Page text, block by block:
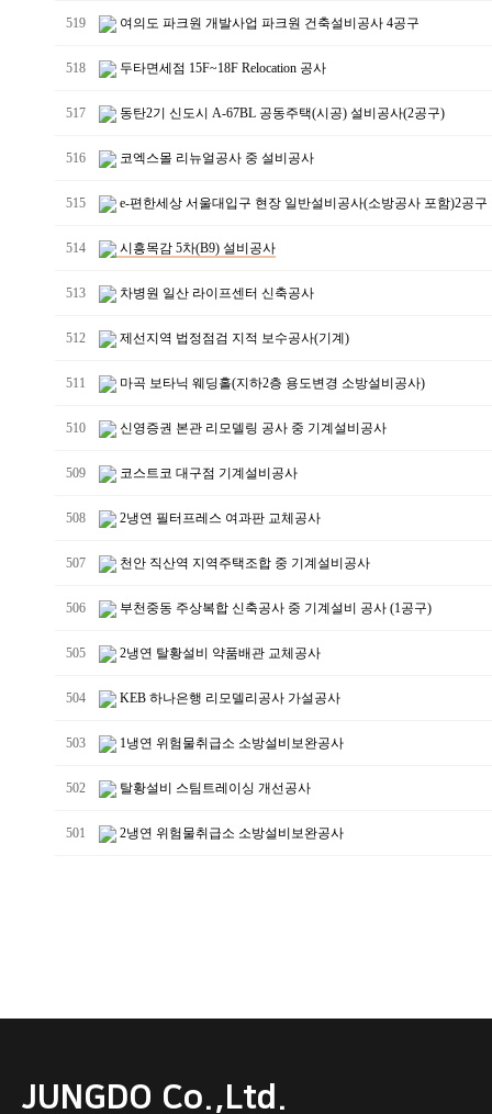
519 여의도 파크원 개발사업 파크원 건축설비공사 4공구
518 두타면세점 15F~18F Relocation 공사
517 동탄2기 신도시 A-67BL 공동주택(시공) 설비공사(2공구)
516 코엑스몰 리뉴얼공사 중 설비공사
515 e-편한세상 서울대입구 현장 일반설비공사(소방공사 포함)2공구
514 시흥목감 5차(B9) 설비공사
513 차병원 일산 라이프센터 신축공사
512 제선지역 법정점검 지적 보수공사(기계)
511 마곡 보타닉 웨딩홀(지하2층 용도변경 소방설비공사)
510 신영증권 본관 리모델링 공사 중 기계설비공사
509 코스트코 대구점 기계설비공사
508 2냉연 필터프레스 여과판 교체공사
507 천안 직산역 지역주택조합 중 기계설비공사
506 부천중동 주상복합 신축공사 중 기계설비 공사 (1공구)
505 2냉연 탈황설비 약품배관 교체공사
504 KEB 하나은행 리모델리공사 가설공사
503 1냉연 위험물취급소 소방설비보완공사
502 탈황설비 스팀트레이싱 개선공사
501 2냉연 위험물취급소 소방설비보완공사
JUNGDO Co.,Ltd.